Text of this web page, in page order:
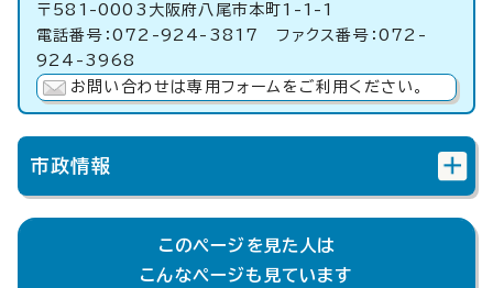
〒581-0003大阪府八尾市本町1-1-1
電話番号：072-924-3817 ファクス番号：072-
924-3968
お問い合わせは専用フォームをご利用ください。
市政情報
このページを見た人は
こんなページも見ています